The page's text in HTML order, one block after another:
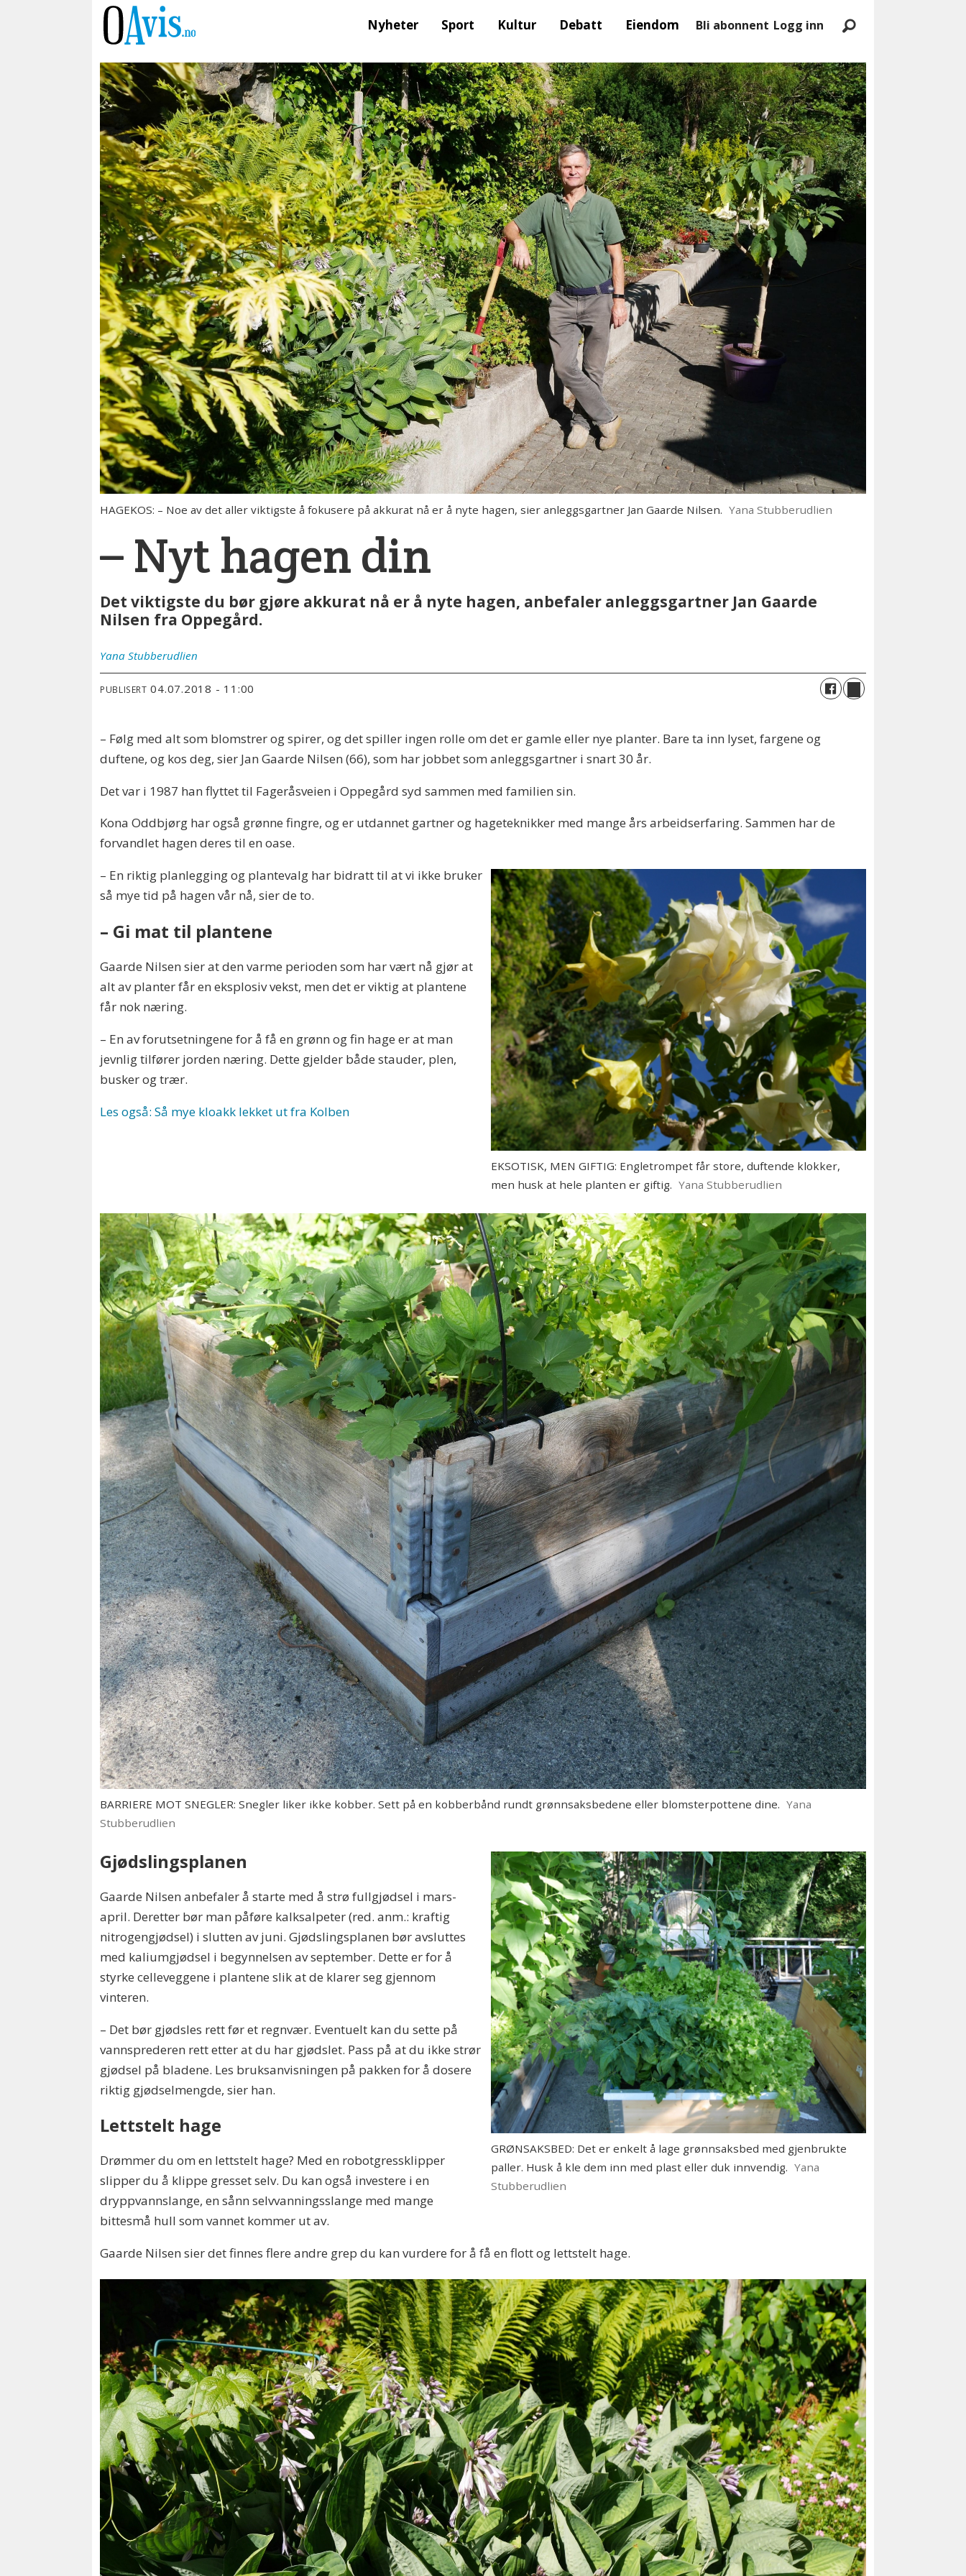
Nyheter Sport Kultur Debatt Eiendom Bli abonnent Logg inn
HAGEKOS: – Noe av det aller viktigste å fokusere på akkurat nå er å nyte hagen, sier anleggsgartner Jan Gaarde Nilsen. Yana Stubberudlien
– Nyt hagen din
Det viktigste du bør gjøre akkurat nå er å nyte hagen, anbefaler anleggsgartner Jan Gaarde
Nilsen fra Oppegård.
Yana Stubberudlien
PUBLISERT 04.07.2018 - 11:00
– Følg med alt som blomstrer og spirer, og det spiller ingen rolle om det er gamle eller nye planter. Bare ta inn lyset, fargene og
duftene, og kos deg, sier Jan Gaarde Nilsen (66), som har jobbet som anleggsgartner i snart 30 år.
Det var i 1987 han flyttet til Fageråsveien i Oppegård syd sammen med familien sin.
Kona Oddbjørg har også grønne fingre, og er utdannet gartner og hageteknikker med mange års arbeidserfaring. Sammen har de
forvandlet hagen deres til en oase.
EKSOTISK, MEN GIFTIG: Engletrompet får store, duftende klokker,
men husk at hele planten er giftig. Yana Stubberudlien
– En riktig planlegging og plantevalg har bidratt til at vi ikke bruker
så mye tid på hagen vår nå, sier de to.
– Gi mat til plantene
Gaarde Nilsen sier at den varme perioden som har vært nå gjør at
alt av planter får en eksplosiv vekst, men det er viktig at plantene
får nok næring.
– En av forutsetningene for å få en grønn og fin hage er at man
jevnlig tilfører jorden næring. Dette gjelder både stauder, plen,
busker og trær.
Les også: Så mye kloakk lekket ut fra Kolben
BARRIERE MOT SNEGLER: Snegler liker ikke kobber. Sett på en kobberbånd rundt grønnsaksbedene eller blomsterpottene dine. Yana
Stubberudlien
GRØNSAKSBED: Det er enkelt å lage grønnsaksbed med gjenbrukte
paller. Husk å kle dem inn med plast eller duk innvendig. Yana
Stubberudlien
Gjødslingsplanen
Gaarde Nilsen anbefaler å starte med å strø fullgjødsel i mars-
april. Deretter bør man påføre kalksalpeter (red. anm.: kraftig
nitrogengjødsel) i slutten av juni. Gjødslingsplanen bør avsluttes
med kaliumgjødsel i begynnelsen av september. Dette er for å
styrke celleveggene i plantene slik at de klarer seg gjennom
vinteren.
– Det bør gjødsles rett før et regnvær. Eventuelt kan du sette på
vannsprederen rett etter at du har gjødslet. Pass på at du ikke strør
gjødsel på bladene. Les bruksanvisningen på pakken for å dosere
riktig gjødselmengde, sier han.
Lettstelt hage
Drømmer du om en lettstelt hage? Med en robotgressklipper
slipper du å klippe gresset selv. Du kan også investere i en
dryppvannslange, en sånn selvvanningsslange med mange
bittesmå hull som vannet kommer ut av.
Gaarde Nilsen sier det finnes flere andre grep du kan vurdere for å få en flott og lettstelt hage.